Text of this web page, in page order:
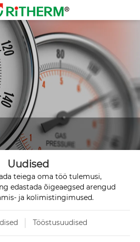
Uudised
teiega oma töö tulemusi,
edastada õigeaegsed arengud
ja kolimistingimused.
Tööstusuudised